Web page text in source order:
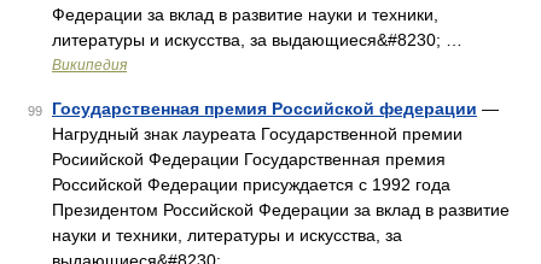
Федерации за вклад в развитие науки и техники,
литературы и искусства, за выдающиеся&#8230; …
Википедия
99 Государственная премия Российской федерации —
Нагрудный знак лауреата Государственной премии
Росиийской Федерации Государственная премия
Российской Федерации присуждается с 1992 года
Президентом Российской Федерации за вклад в развитие
науки и техники, литературы и искусства, за